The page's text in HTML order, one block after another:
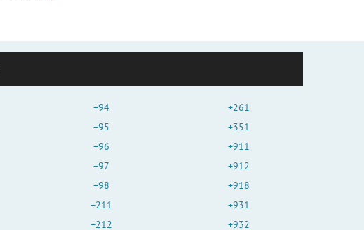
+94
+95
+96
+97
+98
+211
+212
+261
+351
+911
+912
+918
+931
+932